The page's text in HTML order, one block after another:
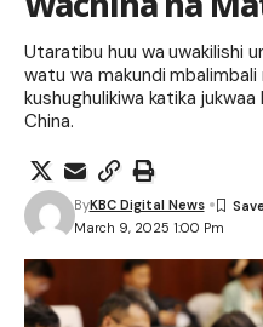
Utaratibu huu wa uwakilishi
watu wa makundi
kushughulikiwa katika
China.
March 9, 2025 1:00 Pm
ByKBC Digital News